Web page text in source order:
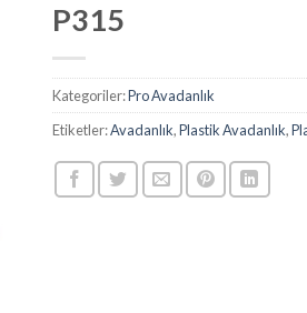
P315
Kategoriler:Pro Avadanlık
Etiketler:Avadanlık,Plastik Avadanlık,